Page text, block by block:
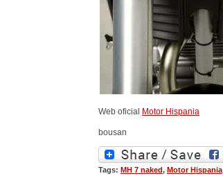
Web oficial Motor Hispania
bousan
Tags: MH 7 naked, Motor Hispania